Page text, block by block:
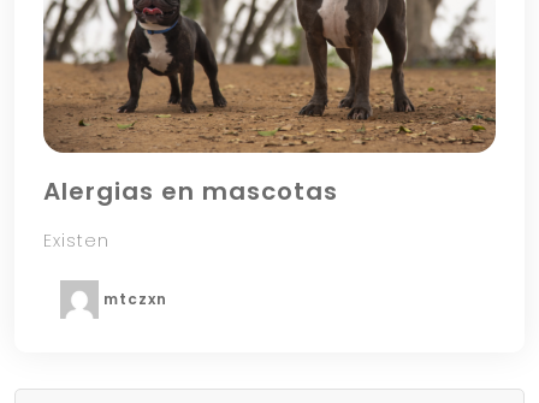
Alergias en mascotas
Existen
mtczxn